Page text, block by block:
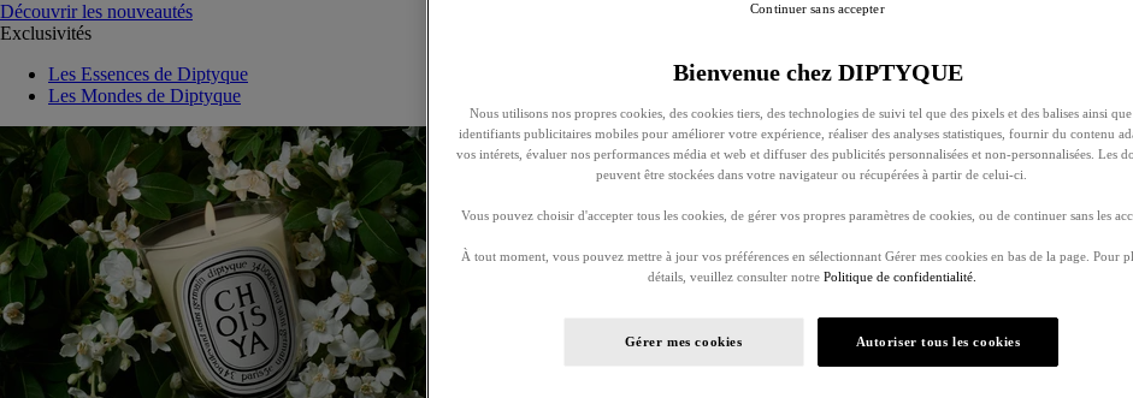
Découvrir les nouveautés
Exclusivités
Les Essences de Diptyque
Les Mondes de Diptyque
Bienvenue chez DIPTYQUE
Nous utilisons nos propres cookies, des cookies tiers, des technologies de suivi tel que des pixels et des balises ainsi que
identifiants publicitaires mobiles pour améliorer votre expérience, réaliser des analyses statistiques, fournir du contenu
vos intérets, évaluer nos performances média et web et diffuser des publicités personnalisées et non-personnalisées. Les
peuvent être stockées dans votre navigateur ou récupérées à partir de celui-ci.
Vous pouvez choisir d'accepter tous les cookies, de gérer vos propres paramètres de cookies, ou de continuer sans les
À tout moment, vous pouvez mettre à jour vos préférences en sélectionnant Gérer mes cookies en bas de la page. Pour
détails, veuillez consulter notre Politique de confidentialité.
Gérer mes cookies Autoriser tous les cookies
Continuer sans accepter